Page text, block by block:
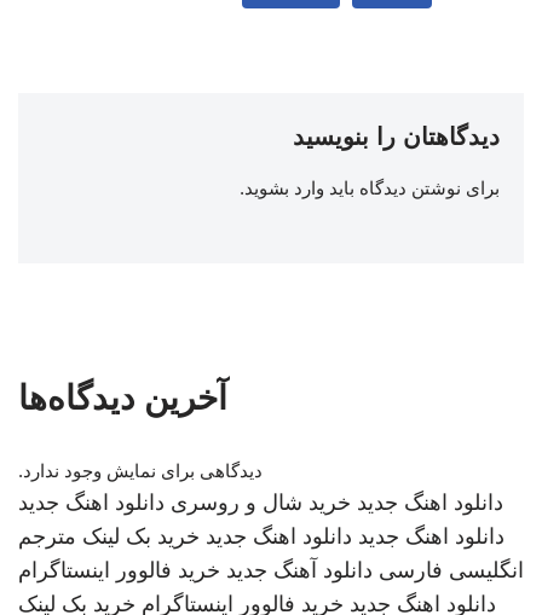
دیدگاهتان را بنویسید
برای نوشتن دیدگاه باید وارد بشوید.
آخرین دیدگاه‌ها
دیدگاهی برای نمایش وجود ندارد.
دانلود اهنگ جدید خرید شال و روسری دانلود اهنگ جدید
دانلود اهنگ جدید دانلود اهنگ جدید خرید بک لینک مترجم
انگلیسی فارسی دانلود آهنگ جدید خرید فالوور اینستاگرام
دانلود اهنگ جدید خرید فالوور اینستاگرام خرید بک لینک